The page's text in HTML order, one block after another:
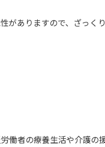
がありますので、ざっく
働者の療養生活や介護の